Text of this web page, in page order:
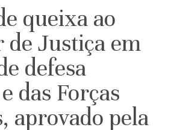
queixa ao
de Justiça em
defesa
das Forças
aprovado pela